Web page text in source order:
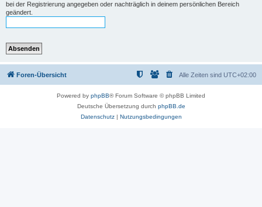
bei der Registrierung angegeben oder nachträglich in deinem persönlichen Bereich
geändert.
Foren-Übersicht Alle Zeiten sind UTC+02:00
Powered by phpBB® Forum Software © phpBB Limited
Deutsche Übersetzung durch phpBB.de
Datenschutz| Nutzungsbedingungen